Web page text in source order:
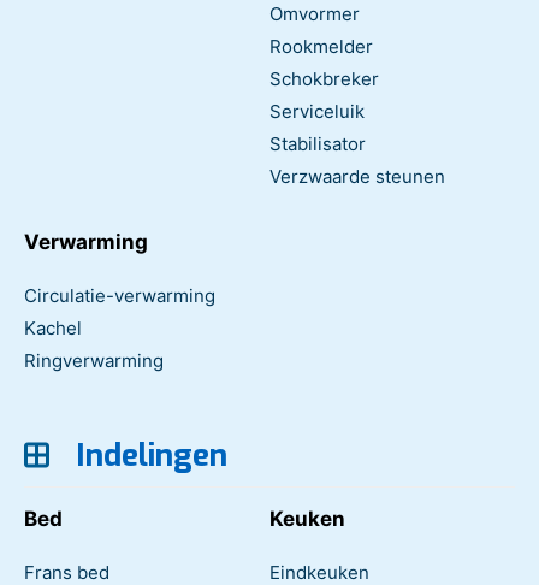
Omvormer
Rookmelder
Schokbreker
Serviceluik
Stabilisator
Verzwaarde steunen
Verwarming
Circulatie-verwarming
Kachel
Ringverwarming
Indelingen
Bed
Frans bed
Keuken
Eindkeuken